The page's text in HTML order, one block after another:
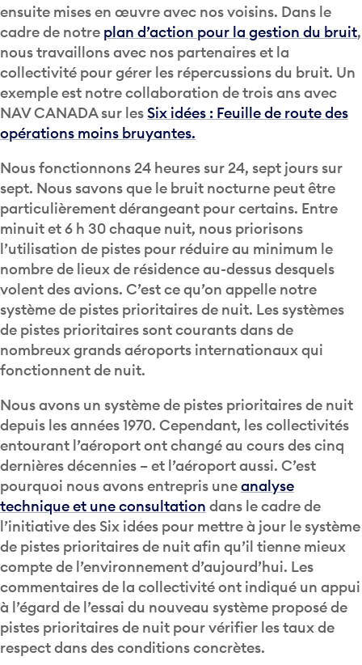
ensuite mises en œuvre avec nos voisins. Dans le
cadre de notre plan d’action pour la gestion du bruit,
nous travaillons avec nos partenaires et la
collectivité pour gérer les répercussions du bruit. Un
exemple est notre collaboration de trois ans avec
NAV CANADA sur lesSix idées : Feuille de route des
opérations moins bruyantes.
Nous fonctionnons 24 heures sur 24, sept jours sur
sept. Nous savons que le bruit nocturne peut être
particulièrement dérangeant pour certains. Entre
minuit et 6 h 30 chaque nuit, nous priorisons
l’utilisation de pistes pour réduire au minimum le
nombre de lieux de résidence au-dessus desquels
volent des avions. C’est ce qu’on appelle notre
système de pistes prioritaires de nuit. Les systèmes
de pistes prioritaires sont courants dans de
nombreux grands aéroports internationaux qui
fonctionnent de nuit.
Nous avons un système de pistes prioritaires de nuit
depuis les années 1970. Cependant, les collectivités
entourant l’aéroport ont changé au cours des cinq
dernières décennies – et l’aéroport aussi. C’est
pourquoi nous avons entrepris uneanalyse
technique et une consultation dans le cadre de
l’initiative des Six idées pour mettre à jour le système
de pistes prioritaires de nuit afin qu’il tienne mieux
compte de l’environnement d’aujourd’hui. Les
commentaires de la collectivité ont indiqué un appui
à l’égard de l’essai du nouveau système proposé de
pistes prioritaires de nuit pour vérifier les taux de
respect dans des conditions concrètes.